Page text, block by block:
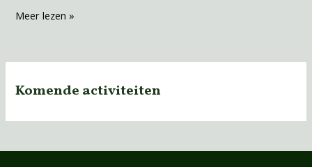
Meer lezen »
Komende activiteiten